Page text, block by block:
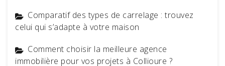
Comparatif des types de carrelage : trouvez
celui qui s’adapte à votre maison
Comment choisir la meilleure agence
immobilière pour vos projets à Collioure ?